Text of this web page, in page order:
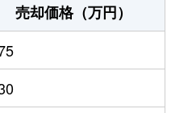
万円 仙台
万円
万円 宮城野原
徒歩9
売却価格（万円）